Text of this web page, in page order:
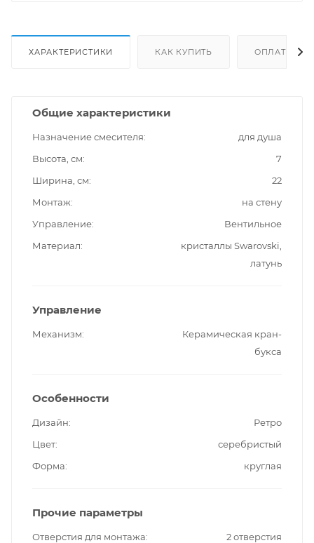
ХАРАКТЕРИСТИКИ КАК КУПИТЬ ОПЛАТА
Общие характеристики
Назначение смесителя
для душа
Высота, см
7
Ширина, см
22
Монтаж
на стену
Управление
Вентильное
Материал
кристаллы Swarovski,
латунь
Управление
Механизм
Керамическая кран-
букса
Особенности
Дизайн
Ретро
Цвет
серебристый
Форма
круглая
Прочие параметры
Отверстия для монтажа
2 отверстия